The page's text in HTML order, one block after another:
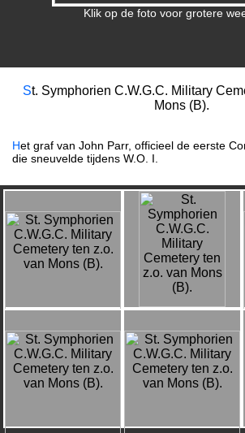
Klik op de foto voor grotere
St. Symphorien C.W.G.C. Military
Mons (B).
Het graf van John Parr, officieel de eerste
die sneuvelde tijdens W.O. I.